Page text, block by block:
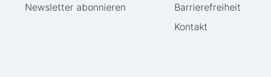
Newsletter abonnieren
Barrierefreiheit
Kontakt